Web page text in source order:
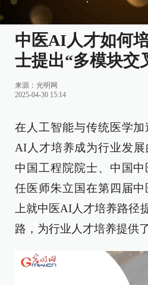
中医AI人才如何
士提出“多模块交
来源：光明网
2025-04-30 15:14
在人工智能与传统医学
AI人才培养成为行业发展
中国工程院院士、中国
任医师朱立国在第四届
上就中医AI人才培养路径
路，为行业人才培养提供